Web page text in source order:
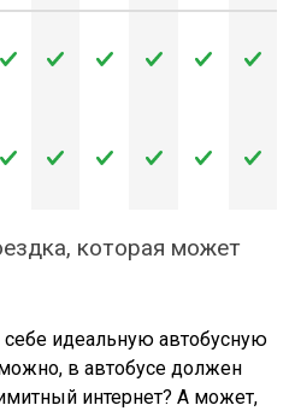
которая может
идеальную автобусную
в автобусе должен
интернет? А может,